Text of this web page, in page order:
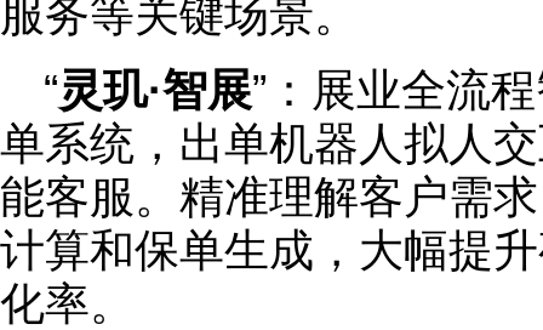
服务等关键场景。
“灵玑·智展”：展业全流
单系统，出单机器人拟人
能客服。精准理解客户需
计算和保单生成，大幅提
化率。